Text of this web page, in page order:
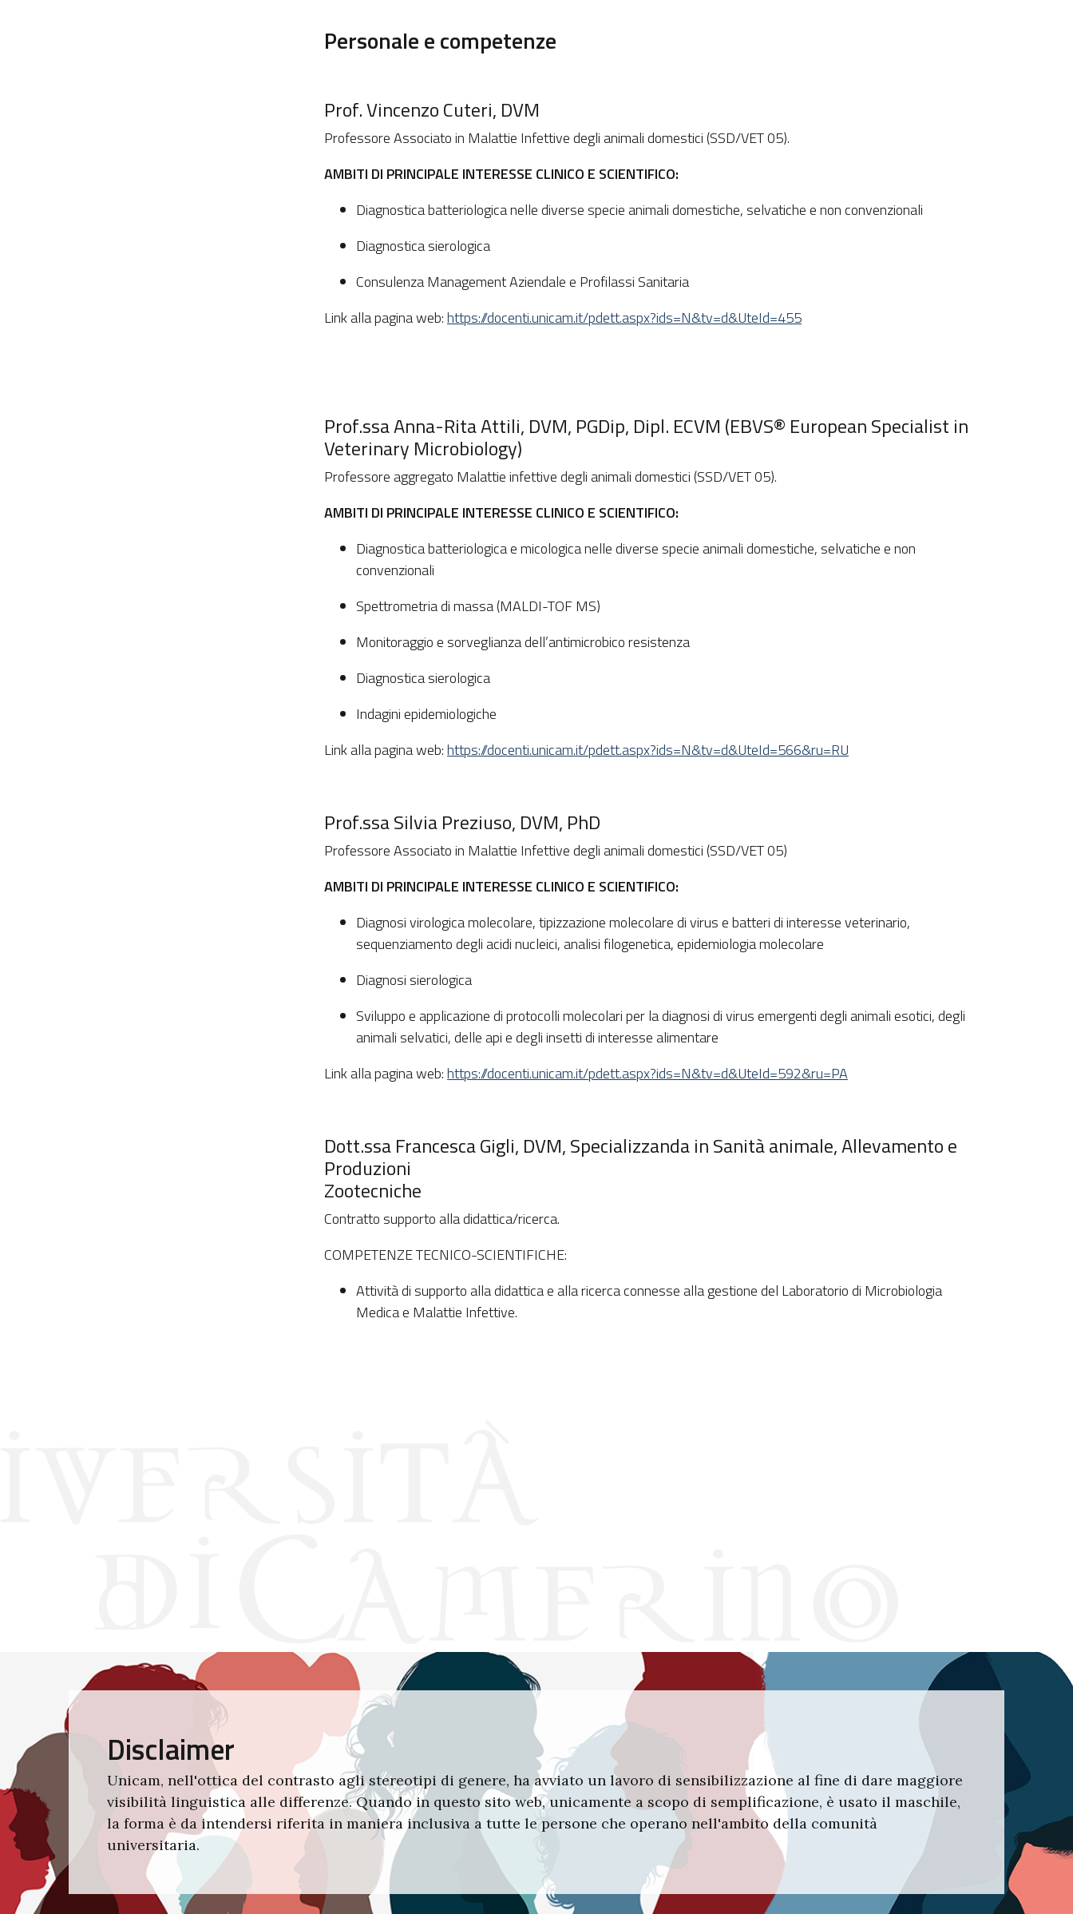
Personale e competenze
Prof. Vincenzo Cuteri, DVM
Professore Associato in Malattie Infettive degli animali domestici (SSD/VET 05).
AMBITI DI PRINCIPALE INTERESSE CLINICO E SCIENTIFICO:
Diagnostica batteriologica nelle diverse specie animali domestiche, selvatiche e non convenzionali
Diagnostica sierologica
Consulenza Management Aziendale e Profilassi Sanitaria
Link alla pagina web:https://docenti.unicam.it/pdett.aspx?ids=N&tv=d&UteId=455
Prof.ssa Anna-Rita Attili, DVM, PGDip, Dipl. ECVM (EBVS® European Specialist in
Veterinary Microbiology)
Professore aggregato Malattie infettive degli animali domestici (SSD/VET 05).
AMBITI DI PRINCIPALE INTERESSE CLINICO E SCIENTIFICO:
Diagnostica batteriologica e micologica nelle diverse specie animali domestiche, selvatiche e non
convenzionali
Spettrometria di massa (MALDI-TOF MS)
Monitoraggio e sorveglianza dell’antimicrobico resistenza
Diagnostica sierologica
Indagini epidemiologiche
Link alla pagina web:https://docenti.unicam.it/pdett.aspx?ids=N&tv=d&UteId=566&ru=RU
Prof.ssa Silvia Preziuso, DVM, PhD
Professore Associato in Malattie Infettive degli animali domestici (SSD/VET 05)
AMBITI DI PRINCIPALE INTERESSE CLINICO E SCIENTIFICO:
Diagnosi virologica molecolare, tipizzazione molecolare di virus e batteri di interesse veterinario,
sequenziamento degli acidi nucleici, analisi filogenetica, epidemiologia molecolare
Diagnosi sierologica
Sviluppo e applicazione di protocolli molecolari per la diagnosi di virus emergenti degli animali esotici, degli
animali selvatici, delle api e degli insetti di interesse alimentare
Link alla pagina web:https://docenti.unicam.it/pdett.aspx?ids=N&tv=d&UteId=592&ru=PA
Dott.ssa Francesca Gigli, DVM, Specializzanda in Sanità animale, Allevamento e
Produzioni
Zootecniche
Contratto supporto alla didattica/ricerca.
COMPETENZE TECNICO-SCIENTIFICHE:
Attività di supporto alla didattica e alla ricercaconnesse alla gestione del Laboratorio di Microbiologia
Medica e Malattie Infettive.
Disclaimer
Unicam, nell'ottica del contrasto agli stereotipi di genere, ha avviato un lavoro di sensibilizzazione al fine di dare maggiore
visibilità linguistica alle differenze. Quando in questo sito web, unicamente a scopo di semplificazione, è usato il maschile,
la forma è da intendersi riferita in maniera inclusiva a tutte le persone che operano nell'ambito della comunità
universitaria.